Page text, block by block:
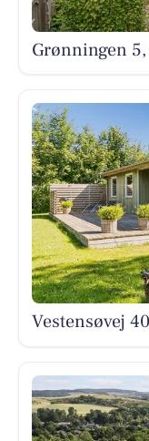
Grønningen
Vestensøvej